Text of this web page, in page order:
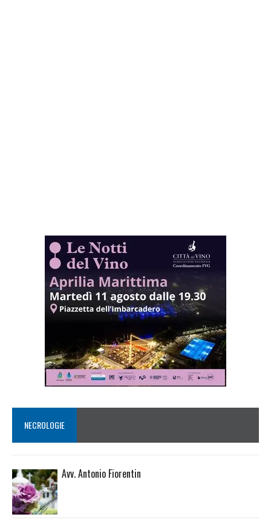
NECROLOGIE
Avv. Antonio Fiorentin